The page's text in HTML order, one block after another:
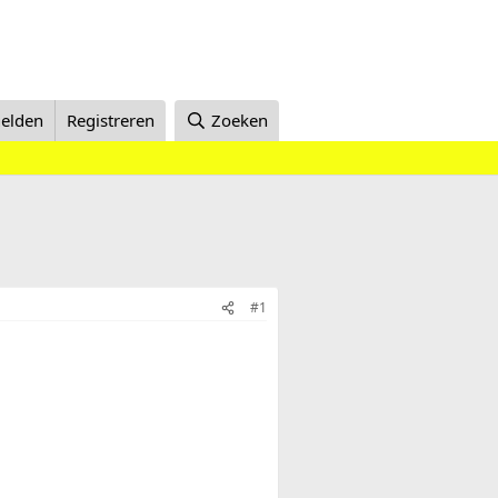
Registreren Zoeken
#1